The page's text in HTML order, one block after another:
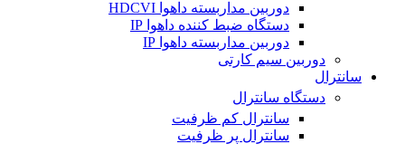
دوربین مداربسته داهوا HDCVI
دستگاه ضبط کننده داهوا IP
دوربین مداربسته داهوا IP
دوربین سیم کارتی
سانترال
دستگاه سانترال
سانترال کم ظرفیت
سانترال پر ظرفیت